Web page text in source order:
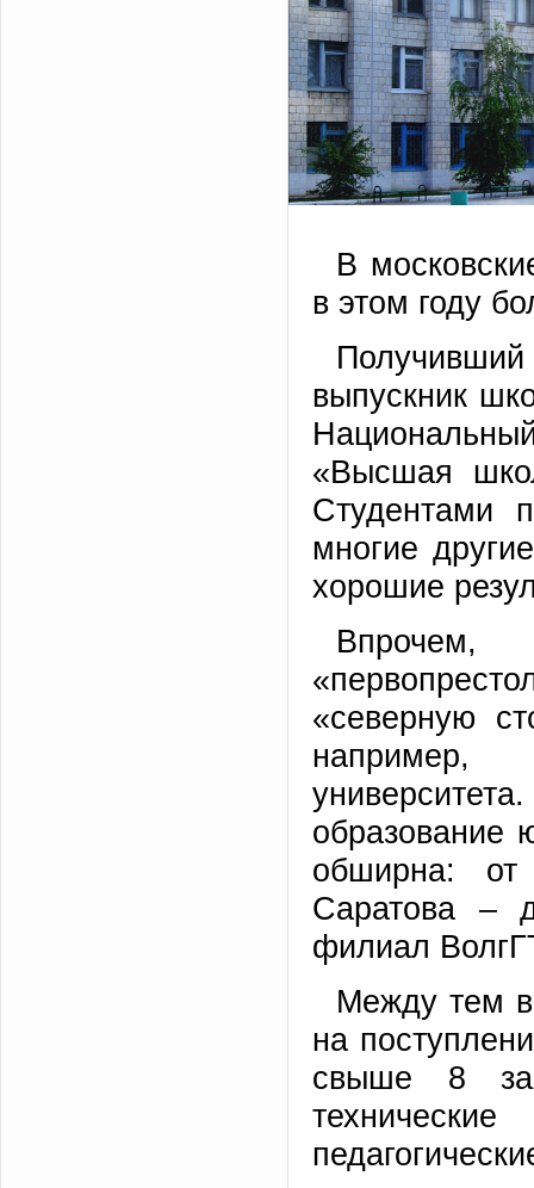
В
в этом году
выпускник
«Высшая
Студентами
многие
хорошие
«северную
например,
обширна:
Саратова –
филиал
Между тем
на
свыше 8